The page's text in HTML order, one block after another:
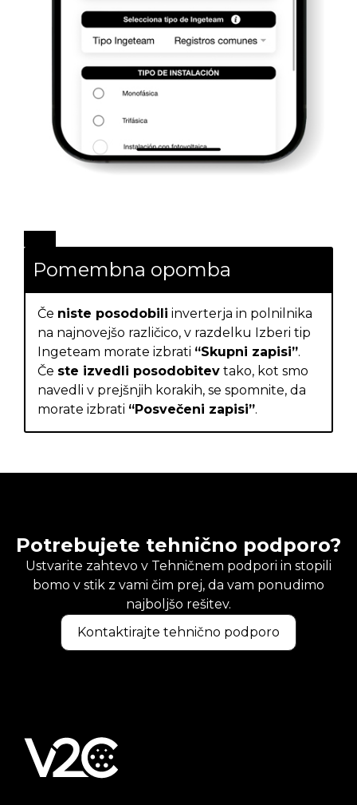
Pomembna opomba
Če niste posodobili inverterja in polnilnika
na najnovejšo različico, v razdelku Izberi tip
Ingeteam morate izbrati “Skupni zapisi”.
Če ste izvedli posodobitev tako, kot smo
navedli v prejšnjih korakih, se spomnite, da
morate izbrati “Posvečeni zapisi”.
Potrebujete tehnično podporo?
Ustvarite zahtevo v Tehničnem podpori in stopili
bomo v stik z vami čim prej, da vam ponudimo
najboljšo rešitev.
Kontaktirajte tehnično podporo